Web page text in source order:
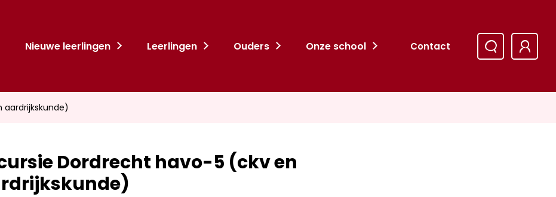
Nieuwe leerlingen Leerlingen Ouders Onze school Contact
aardrijkskunde)
Dordrecht havo-5 (ckv en